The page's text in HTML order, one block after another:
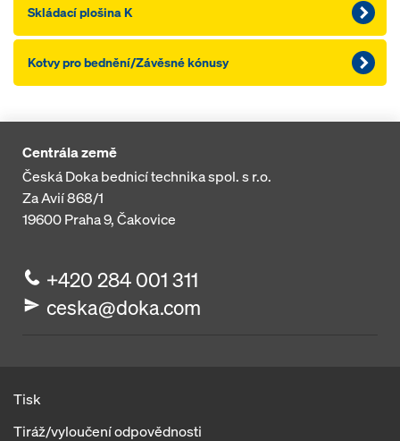
Skládací plošina K
Kotvy pro bednění/Závěsné kónusy
Centrála země
Česká Doka bednicí technika spol. s r.o.
Za Avií 868/1
19600Praha 9, Čakovice
+420 284 001 311
ceska@doka.com
Tisk
Tiráž/vyloučení odpovědnosti